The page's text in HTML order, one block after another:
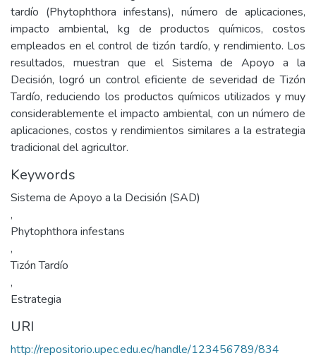
tardío (Phytophthora infestans), número de aplicaciones,
impacto ambiental, kg de productos químicos, costos
empleados en el control de tizón tardío, y rendimiento. Los
resultados, muestran que el Sistema de Apoyo a la
Decisión, logró un control eficiente de severidad de Tizón
Tardío, reduciendo los productos químicos utilizados y muy
considerablemente el impacto ambiental, con un número de
aplicaciones, costos y rendimientos similares a la estrategia
tradicional del agricultor.
Keywords
Sistema de Apoyo a la Decisión (SAD)
,
Phytophthora infestans
,
Tizón Tardío
,
Estrategia
URI
http://repositorio.upec.edu.ec/handle/123456789/834